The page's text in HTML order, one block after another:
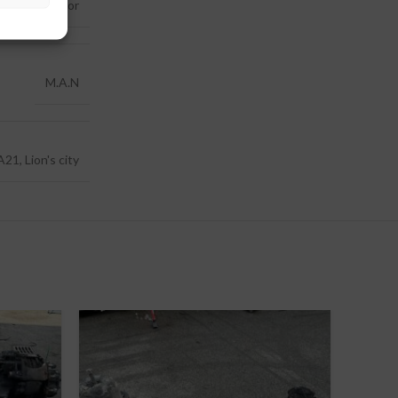
Katalysator
M.A.N
Lion's city